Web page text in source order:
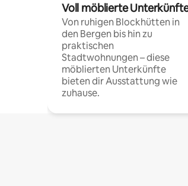
Voll möblierte
Von ruhigen Blockhütten in
den Bergen bis hin zu
praktischen
Stadtwohnungen – diese
möblierten Unterkünfte
bieten dir Ausstattung wie
zuhause.